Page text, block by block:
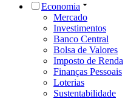
Economia
Mercado
Investimentos
Banco Central
Bolsa de Valores
Imposto de Renda
Finanças Pessoais
Loterias
Sustentabilidade